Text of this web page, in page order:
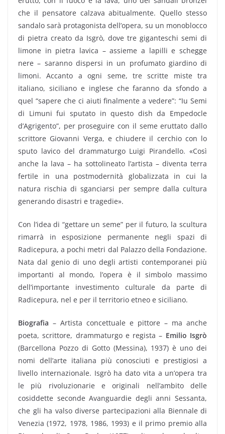
che il pensatore calzava abitualmente. Quello stesso
sandalo sarà protagonista dell’opera, su un monoblocco
di pietra creato da Isgrò, dove tre giganteschi semi di
limone in pietra lavica – assieme a lapilli e schegge
nere – saranno dispersi in un profumato giardino di
limoni. Accanto a ogni seme, tre scritte miste tra
italiano, siciliano e inglese che faranno da sfondo a
quel “sapere che ci aiuti finalmente a vedere”: “Iu Semi
di Limuni fui sputato in questo dish da Empedocle
d’Agrigento”, per proseguire con il seme eruttato dallo
scrittore Giovanni Verga, e chiudere il cerchio con lo
sputo lavico del drammaturgo Luigi Pirandello. «Così
anche la lava – ha sottolineato l’artista – diventa terra
fertile in una postmodernità globalizzata in cui la
natura rischia di sganciarsi per sempre dalla cultura
generando disastri e tragedie».
Con l’idea di “gettare un seme” per il futuro, la scultura
rimarrà in esposizione permanente negli spazi di
Radicepura, a pochi metri dal Palazzo della Fondazione.
Nata dal genio di uno degli artisti contemporanei più
importanti al mondo, l’opera è il simbolo massimo
dell’importante investimento culturale da parte di
Radicepura, nel e per il territorio etneo e siciliano.
Biografia – Artista concettuale e pittore – ma anche
poeta, scrittore, drammaturgo e regista – Emilio Isgrò
(Barcellona Pozzo di Gotto (Messina), 1937) è uno dei
nomi dell’arte italiana più conosciuti e prestigiosi a
livello internazionale. Isgrò ha dato vita a un’opera tra
le più rivoluzionarie e originali nell’ambito delle
cosiddette seconde Avanguardie degli anni Sessanta,
che gli ha valso diverse partecipazioni alla Biennale di
Venezia (1972, 1978, 1986, 1993) e il primo premio alla